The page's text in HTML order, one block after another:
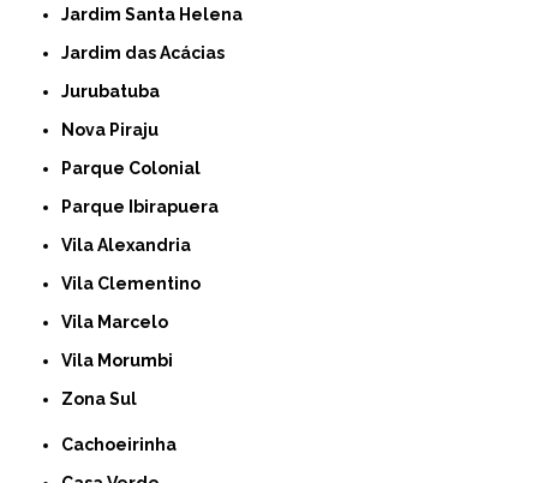
Jardim Santa Helena
Jardim das Acácias
Jurubatuba
Nova Piraju
Parque Colonial
Parque Ibirapuera
Vila Alexandria
Vila Clementino
Vila Marcelo
Vila Morumbi
Zona Sul
Cachoeirinha